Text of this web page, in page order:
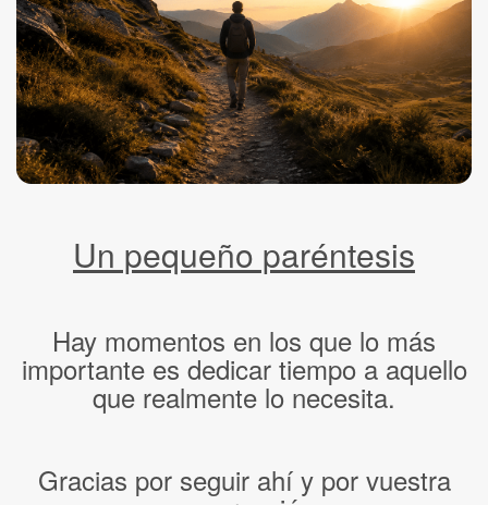
Un pequeño paréntesis
Hay momentos en los que lo más
importante es dedicar tiempo a aquello
que realmente lo necesita.
Gracias por seguir ahí y por vuestra